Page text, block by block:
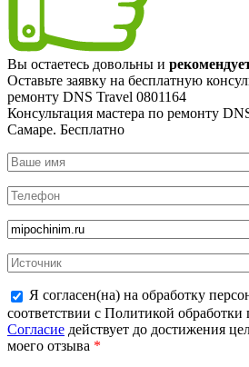
Вы остаетесь довольны и
Оставьте заявку на бесплатную
ремонту DNS Travel 0801164
Консультация мастера по ремонту
Самаре. Бесплатно
Я согласен(на) на обработку
соответствии с Политикой
Согласие действует до достижения
моего отзыва *